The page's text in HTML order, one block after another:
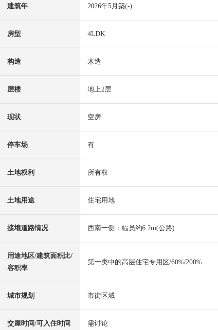
建筑年 2026年5月築(-)
房型 4LDK
构造 木造
层楼 地上2层
现状 空房
停车场 有
土地权利 所有权
土地用途 住宅用地
接壤道路情况 西南一侧：幅员约6.2m(公路)
用途地区/建筑面积比/
容积率
第一类中的高层住宅专用区/60%/200%
城市规划 市街区域
交屋时间/可入住时间 需讨论